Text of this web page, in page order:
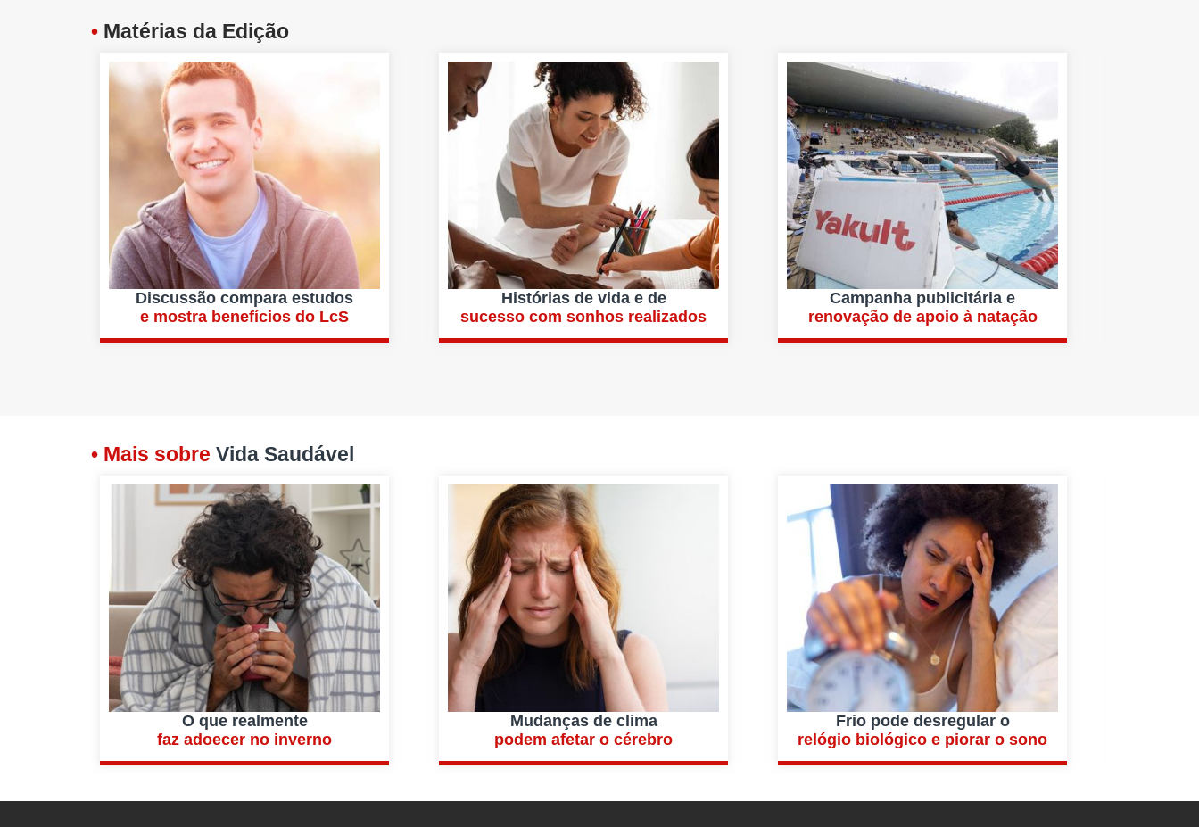
• Matérias da Edição
Discussão compara estudos
e mostra benefícios do LcS
Histórias de vida e de
sucesso com sonhos realizados
Campanha publicitária e
renovação de apoio à natação
• Mais sobre Vida Saudável
O que realmente
faz adoecer no inverno
Mudanças de clima
podem afetar o cérebro
Frio pode desregular o
relógio biológico e piorar o sono